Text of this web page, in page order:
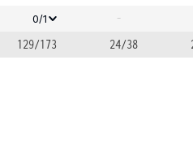
0/1
-
129/173 24/38